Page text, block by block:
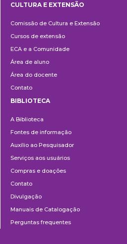
e
Extensão
CULTURA E EXTENSÃO
Comissão de Cultura e Extensão
Cursos de extensão
ECA e a Comunidade
Área de aluno
Área do docente
Contato
BIBLIOTECA
A Biblioteca
Fontes de informação
Auxílio ao Pesquisador
Serviços aos usuários
Compras e doações
Contato
Divulgação
Manuais de Catalogação
Perguntas frequentes